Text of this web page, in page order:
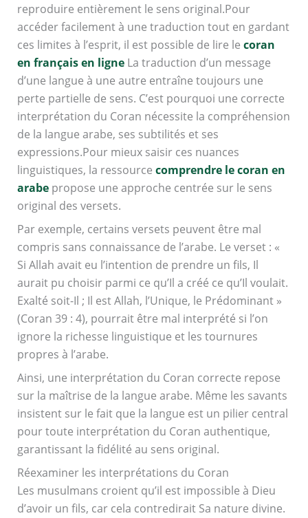
reproduire entièrement le sens original.Pour
accéder facilement à une traduction tout en gardant
ces limites à l’esprit, il est possible de lire le coran
en français en ligneLa traduction d’un message
d’une langue à une autre entraîne toujours une
perte partielle de sens. C’est pourquoi une correcte
interprétation du Coran nécessite la compréhension
de la langue arabe, ses subtilités et ses
expressions.Pour mieux saisir ces nuances
linguistiques, la ressource comprendre le coran en
arabepropose une approche centrée sur le sens
original des versets.
Par exemple, certains versets peuvent être mal
compris sans connaissance de l’arabe. Le verset : «
Si Allah avait eu l’intention de prendre un fils, Il
aurait pu choisir parmi ce qu’Il a créé ce qu’Il voulait.
Exalté soit-Il ; Il est Allah, l’Unique, le Prédominant »
(Coran 39 : 4), pourrait être mal interprété si l’on
ignore la richesse linguistique et les tournures
propres à l’arabe.
Ainsi, une interprétation du Coran correcte repose
sur la maîtrise de la langue arabe. Même les savants
insistent sur le fait que la langue est un pilier central
pour toute interprétation du Coran authentique,
garantissant la fidélité au sens original.
Réexaminer les interprétations du Coran
Les musulmans croient qu’il est impossible à Dieu
d’avoir un fils, car cela contredirait Sa nature divine.